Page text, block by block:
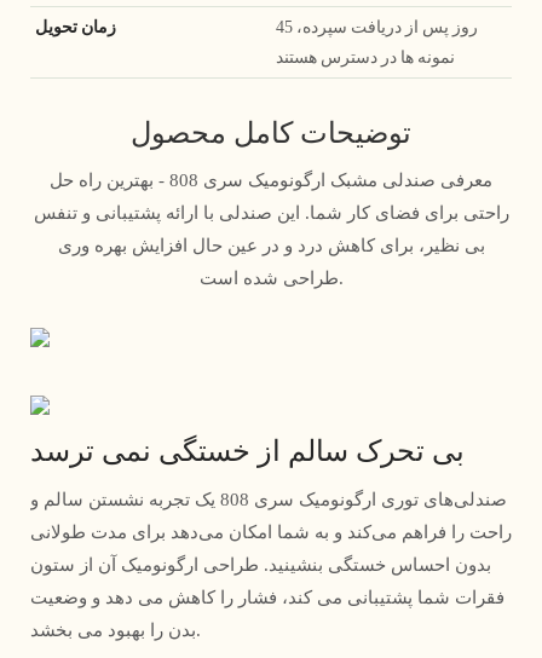
45 روز پس از دریافت سپرده،
نمونه ها در دسترس هستند
توضیحات کامل محصول
معرفی صندلی مشبک ارگونومیک سری 808 - بهترین راه حل
راحتی برای فضای کار شما. این صندلی با ارائه پشتیبانی و تنفس
بی نظیر، برای کاهش درد و در عین حال افزایش بهره وری
طراحی شده است.
بی تحرک سالم از خستگی نمی ترسد
صندلی‌های توری ارگونومیک سری 808 یک تجربه نشستن سالم و
راحت را فراهم می‌کند و به شما امکان می‌دهد برای مدت طولانی
بدون احساس خستگی بنشینید. طراحی ارگونومیک آن از ستون
فقرات شما پشتیبانی می کند، فشار را کاهش می دهد و وضعیت
بدن را بهبود می بخشد.